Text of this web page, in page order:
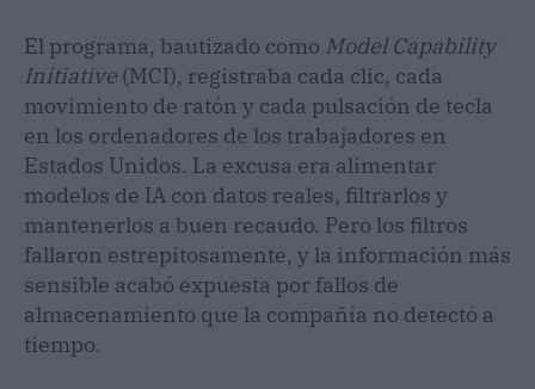
El programa, bautizado como Model Capability
Initiative (MCI), registraba cada clic, cada
movimiento de ratón y cada pulsación de tecla
en los ordenadores de los trabajadores en
Estados Unidos. La excusa era alimentar
modelos de IA con datos reales, filtrarlos y
mantenerlos a buen recaudo. Pero los filtros
fallaron estrepitosamente, y la información más
sensible acabó expuesta por fallos de
almacenamiento que la compañía no detectó a
tiempo.